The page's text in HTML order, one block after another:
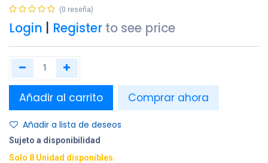
(0 reseña)
Login Register to see price
Añadir al carrito Comprar ahora
Añadir a lista de deseos
Sujeto a disponibilidad
Solo 8 Unidad disponibles.